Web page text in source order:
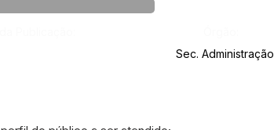
Sec. Administração